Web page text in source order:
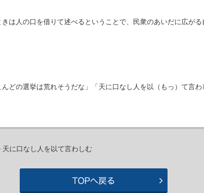
は人の口を借りて述べるということで、民衆のあいだに広が
んどの選挙は荒れそうだな」「天に口なし人を以（もっ）て言
天に口なし人を以て言わしむ